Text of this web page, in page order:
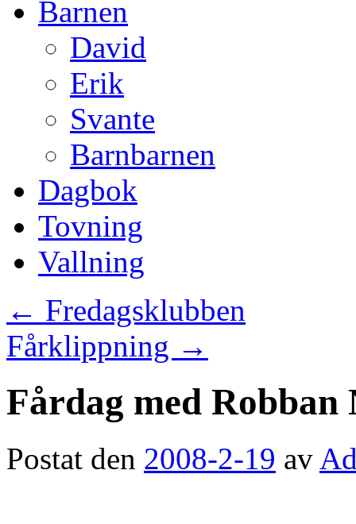
Barnen
David
Erik
Svante
Barnbarnen
Dagbok
Tovning
Vallning
← Fredagsklubben
Fårklippning →
Fårdag med Robban
Postat den 2008-2-19 av